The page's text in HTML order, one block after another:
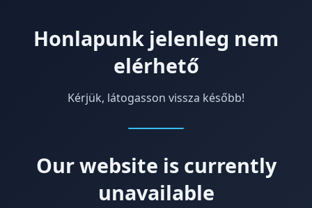
Honlapunk jelenleg nem
elérhető
Kérjük, látogasson vissza később!
Our website is currently
unavailable